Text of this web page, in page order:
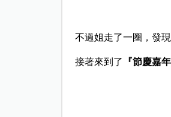
不過姐走了一圈，發
接著來到了 『節慶嘉